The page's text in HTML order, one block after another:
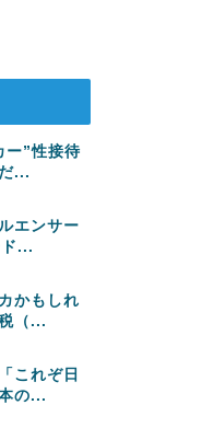
ー”性接待
...
エンサー
...
かもしれ
（...
これぞ日
の...